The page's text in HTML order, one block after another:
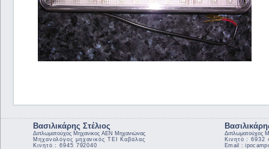
Βασιλικάρης Στέλιος
Διπλωματούχος Μηχανικος ΑΕΝ Μηχανιώνας
Μηχανολόγος μηχανικός ΤΕΙ Καβάλας
Κινητό : 6945 792040
Διπλωματούχος
Κινητό : 6932
Email :